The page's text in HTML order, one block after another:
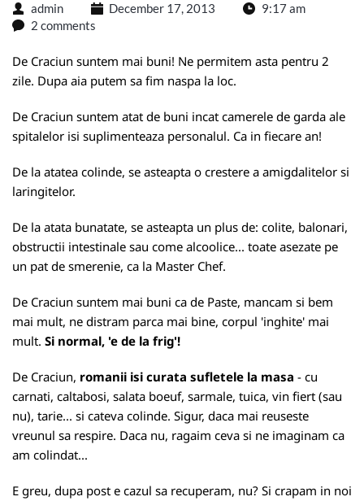
admin December 17, 2013
9:17 am
2 comments
De Craciun suntem mai buni! Ne permitem asta pentru 2
zile. Dupa aia putem sa fim naspa la loc.
De Craciun suntem atat de buni incat camerele de garda ale
spitalelor isi suplimenteaza personalul. Ca in fiecare an!
De la atatea colinde, se asteapta o crestere a amigdalitelor si
laringitelor.
De la atata bunatate, se asteapta un plus de: colite, balonari,
obstructii intestinale sau come alcoolice... toate asezate pe
un pat de smerenie, ca la Master Chef.
De Craciun suntem mai buni ca de Paste, mancam si bem
mai mult, ne distram parca mai bine, corpul 'inghite' mai
mult. Si normal, 'e de la frig'!
De Craciun, romanii isi curata sufletele la masa - cu
carnati, caltabosi, salata boeuf, sarmale, tuica, vin fiert (sau
nu), tarie... si cateva colinde. Sigur, daca mai reuseste
vreunul sa respire. Daca nu, ragaim ceva si ne imaginam ca
am colindat...
E greu, dupa post e cazul sa recuperam, nu? Si crapam in noi